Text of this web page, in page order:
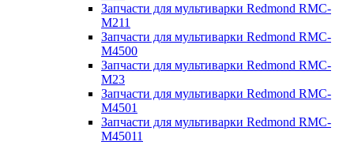
Запчасти для мультиварки Redmond RMC-
M211
Запчасти для мультиварки Redmond RMC-
M4500
Запчасти для мультиварки Redmond RMC-
M23
Запчасти для мультиварки Redmond RMC-
M4501
Запчасти для мультиварки Redmond RMC-
M45011